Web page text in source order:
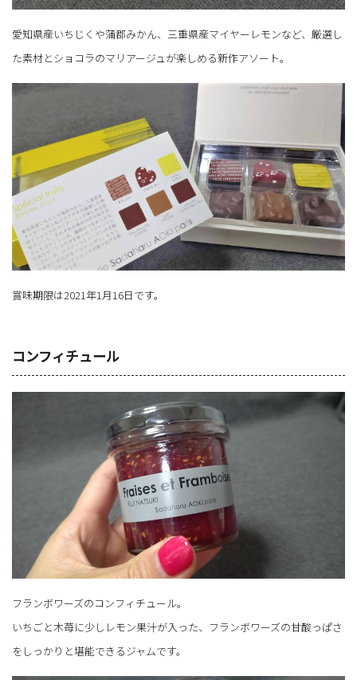
愛知県産いちじくや蒲郡みかん、三重県産マイヤーレモンなど、厳選し
た素材とショコラのマリアージュが楽しめる新作アソート。
賞味期限は2021年1月16日です。
コンフィチュール
フランボワーズのコンフィチュール。
いちごと木苺に少しレモン果汁が入った、フランボワーズの甘酸っぱさ
をしっかりと堪能できるジャムです。